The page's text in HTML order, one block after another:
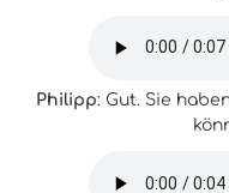
Philipp: Gut. Sie